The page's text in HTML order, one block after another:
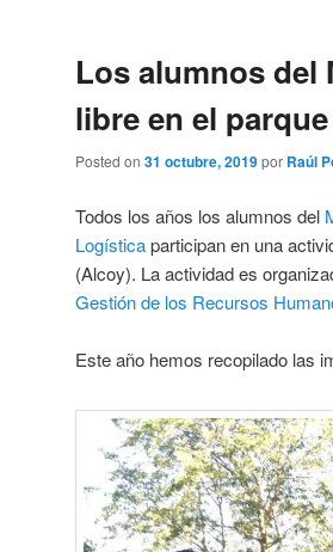
Los alumnos del
libre en el
Posted on 31 octubre, 2019por Raúl
Todos los años los alumnos del
Logísticaparticipan en una
(Alcoy). La actividad es
Gestión de los Recursos
Este año hemos recopilado las